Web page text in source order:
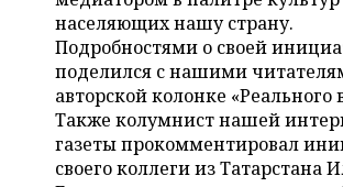
ОПК
ЭНЕРГЕТИКА
ТРАНСПОРТ
УСЛУГИ
МЕДИА
ТЕЛЕКОММУНИКАЦИИ
НОВОСТИ МЕРОПРИЯТИЙ
ВЫЕЗДНАЯ РЕДАКЦИЯ
БИЗНЕС-БРАНЧИ
ONLINE-КОНФЕРЕНЦИИ
СПОРТ
НОВОСТИ СПОРТА
ФУТБОЛ
ХОККЕЙ
ОБЩЕСТВО
НОВОСТИ ОБЩЕСТВА
ВЛАСТЬ
ФОТОГАЛЕРЕЯ
СЮЖЕТЫ
населяющих нашу страну.
Подробностями о своей
поделился с нашими
авторской колонке «Реального
Также колумнист нашей
газеты прокомментировал
своего коллеги из Татарстана